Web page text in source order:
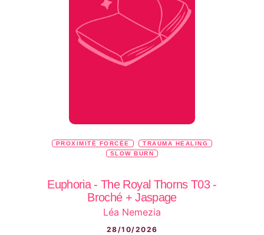
PROXIMITÉ FORCÉE
TRAUMA HEALING
SLOW BURN
Euphoria - The Royal Thorns T03 -
Broché + Jaspage
Léa Nemezia
28/10/2026